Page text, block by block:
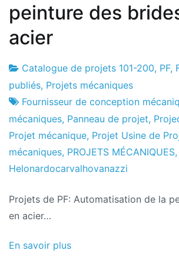
peinture des
acier
Usine
de
projets
7
le
juillet
le
2016
Catalogue de projets 101-200, PF,
publiés, Projets mécaniques
Fournisseur de conception
mécaniques, Panneau de projet,
Projet mécanique, Projet Usine de
mécaniques, PROJETS MÉCANIQUES,
Helonardocarvalhovanazzi
Projets de PF: Automatisation de la
en acier…
En savoir plus